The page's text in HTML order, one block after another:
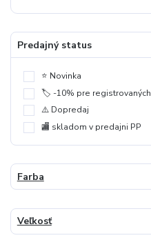
Predajný status
⭐️ Novinka
🏷️ -10% pre registrovaných
⚠️ Dopredaj
🏬 skladom v predajni PP
Farba
Veľkosť